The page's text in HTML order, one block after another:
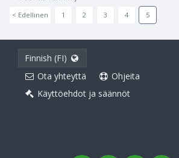
< Edellinen 1 2 3 4 5
Finnish (FI)
Ota yhteyttä
Ohjeita
Käyttöehdot ja säännöt